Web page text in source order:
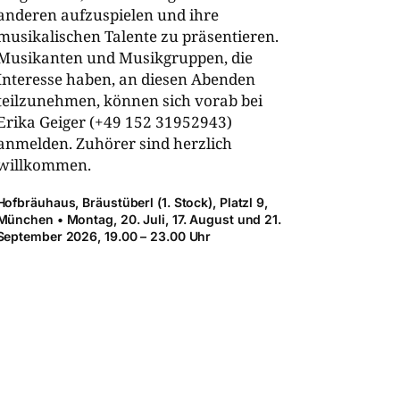
aufzuspielen und ihre
Talente zu präsentieren.
und Musikgruppen, die
haben, an diesen Abenden
können sich vorab bei
Geiger (+49 152 31952943)
Zuhörer sind herzlich
Bräustüberl (1. Stock), Platzl 9,
• Montag, 20. Juli, 17. August und 21.
2026, 19.00 – 23.00 Uhr